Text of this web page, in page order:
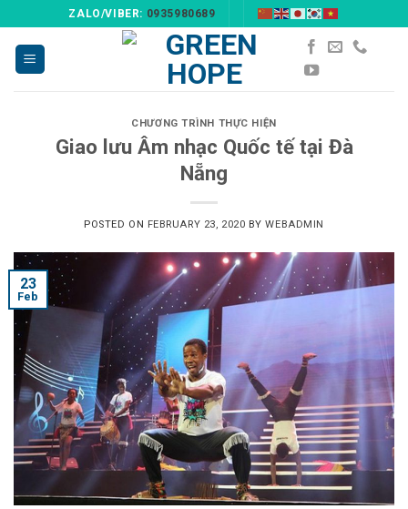
content
ZALO/VIBER: 0935980689
CHƯƠNG TRÌNH THỰC HIỆN
Giao lưu Âm nhạc Quốc tế tại Đà
Nẵng
POSTED ON FEBRUARY 23, 2020 BYWEBADMIN
23
Feb